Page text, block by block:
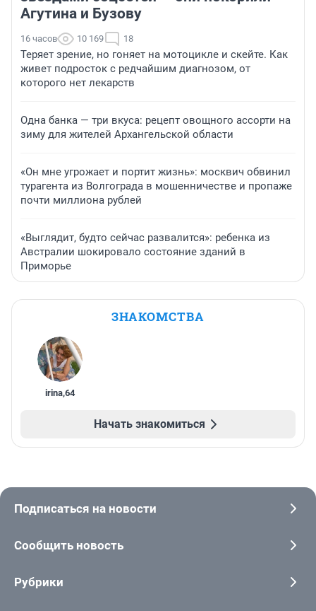
Агутина и Бузову
16 часов 10 169 18
Теряет зрение, но гоняет на мотоцикле и скейте. Как
живет подросток с редчайшим диагнозом, от
которого нет лекарств
Одна банка — три вкуса: рецепт овощного ассорти на
зиму для жителей Архангельской области
«Он мне угрожает и портит жизнь»: москвич обвинил
турагента из Волгограда в мошенничестве и пропаже
почти миллиона рублей
«Выглядит, будто сейчас развалится»: ребенка из
Австралии шокировало состояние зданий в
Приморье
ЗНАКОМСТВА
irina,64
Начать знакомиться
Подписаться на новости
Сообщить новость
Рубрики